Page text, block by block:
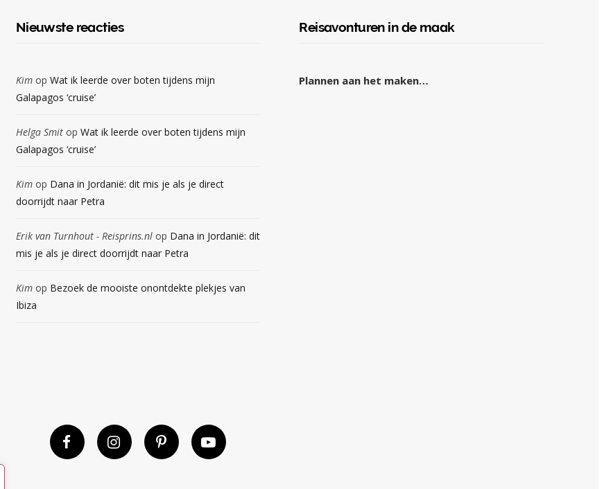
Nieuwste reacties
Kimop Wat ik leerde over boten tijdens mijn
Galapagos ‘cruise’
Helga Smitop Wat ik leerde over boten tijdens mijn
Galapagos ‘cruise’
Kimop Dana in Jordanië: dit mis je als je direct
doorrijdt naar Petra
Erik van Turnhout - Reisprins.nlop Dana in Jordanië: dit
mis je als je direct doorrijdt naar Petra
Kimop Bezoek de mooiste onontdekte plekjes van
Ibiza
Reisavonturen in de maak
Plannen aan het maken…